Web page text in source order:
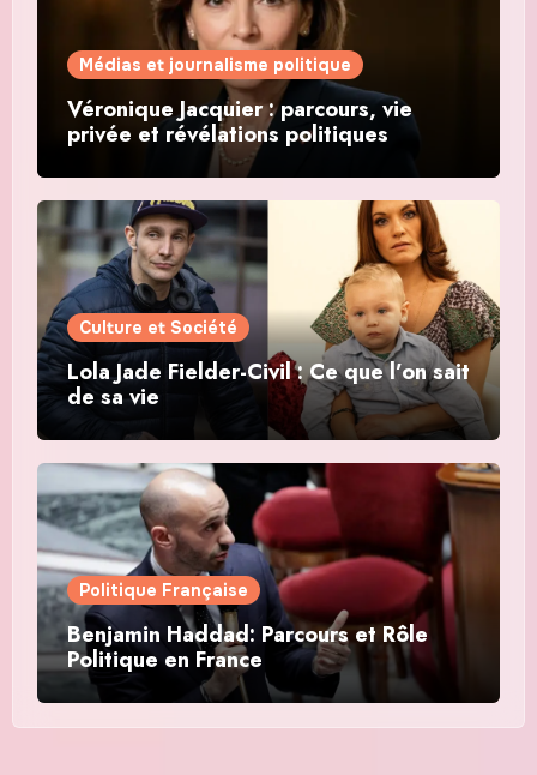
Médias et journalisme politique
Véronique Jacquier : parcours, vie
privée et révélations politiques
Culture et Société
Lola Jade Fielder-Civil : Ce que l’on sait
de sa vie
Politique Française
Benjamin Haddad: Parcours et Rôle
Politique en France